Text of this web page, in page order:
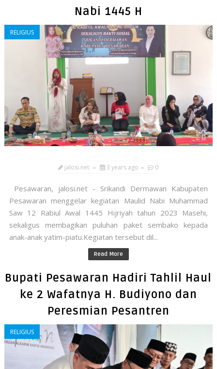
Nabi 1445 H
RELIGIUS
jalosi.net 3 years ago 0
Pesawaran, jalosi.net - Srikandi Dermawan Kabupaten
Pesawaran menggelar kegiatan Maulid Nabi Muhammad
Saw 12 Rabiul Awal 1445 Hijriyah tahun 2023 Masehi,
sekaligus membagikan puluhan paket sembako kepada
anak-anak yatim-piatu.Kegiatan tersebut dil...
Read More
Bupati Pesawaran Hadiri Tahlil Haul
ke 2 Wafatnya H. Budiyono dan
Peresmian Pesantren
RELIGIUS